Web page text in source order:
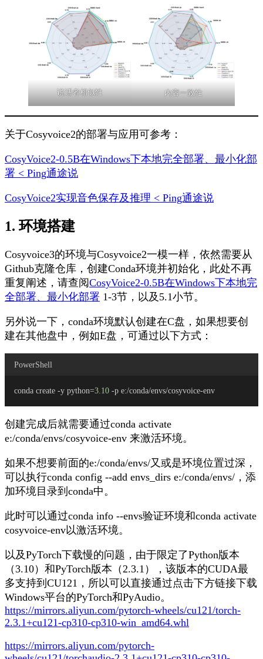
说话者相似性 内容一致性
关于Cosyvoice2的部署与应用可参考：
CosyVoice2-0.5B在Windows下本地完全部署、最小化部
署 < Ping通途说
CosyVoice2实现音色保存及推理 < Ping通途说
1. 环境搭建
Cosyvoice3的环境与Cosyvoice2一模一样，依然需要从
Github克隆仓库，创建Conda环境并初始化，此处不再
重复阐述，请查阅CosyVoice2-0.5B在Windows下本地完
全部署、最小化部署 1-3节，以及5.1小节。
另外说一下，conda环境默认创建在C盘，如果想要创
建在其他盘中，例如E盘，可通过以下方式：
PowerShell
conda create -y python=3.10 -p e:/conda/envs/cosyvoice-env
创建完成后就需要通过conda activate
e:/conda/envs/cosyvoice-env 来激活环境。
如果不想要前面的e:/conda/envs/又或是环境位置过深，
可以执行conda config --add envs_dirs e:/conda/envs/ ，添
加环境目录到conda中。
此时可以通过conda info --envs验证环境和conda activate
cosyvoice-env以激活环境。
以及PyTorch下载慢的问题，由于限定了Python版本
（3.10）和PyTorch版本（2.3.1），该版本的CUDA最
多支持到CU121，所以可以直接通过点击下方链接下载
Windows平台的PyTorch和PyAudio。
https://mirrors.aliyun.com/pytorch-wheels/cu121/torch-
2.3.1+cu121-cp310-cp310-win_amd64.whl
https://mirrors.aliyun.com/pytorch-